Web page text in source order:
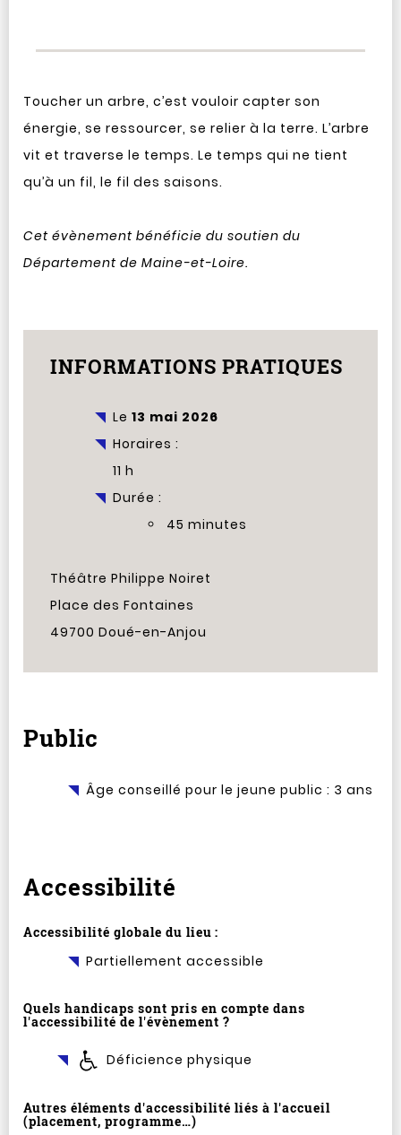
Toucher un arbre, c’est vouloir capter son
énergie, se ressourcer, se relier à la terre. L’arbre
vit et traverse le temps. Le temps qui ne tient
qu’à un fil, le fil des saisons.
Cet évènement bénéficie du soutien du
Département de Maine-et-Loire.
INFORMATIONS PRATIQUES
Le 13 mai 2026
Horaires :
11 h
Durée :
45 minutes
Théâtre Philippe Noiret
Place des Fontaines
49700 Doué-en-Anjou
Public
Âge conseillé pour le jeune public : 3 ans
Accessibilité
Accessibilité globale du lieu :
Partiellement accessible
Quels handicaps sont pris en compte dans
l'accessibilité de l'évènement ?
Déficience physique
Autres éléments d'accessibilité liés à l'accueil
(placement, programme…)